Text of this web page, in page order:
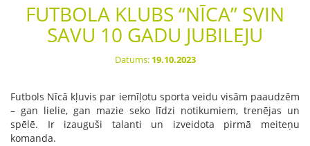
FUTBOLA KLUBS “NĪCA” SVIN
SAVU 10 GADU JUBILEJU
Datums: 19.10.2023
Futbols Nīcā kļuvis par iemīļotu sporta veidu visām paaudzēm
– gan lielie, gan mazie seko līdzi notikumiem, trenējas un
spēlē. Ir izauguši talanti un izveidota pirmā meiteņu
komanda.